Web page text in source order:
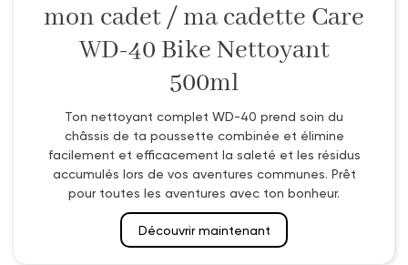
mon cadet / ma cadette Care
WD-40 Bike Nettoyant
500ml
Ton nettoyant complet WD-40 prend soin du
châssis de ta poussette combinée et élimine
facilement et efficacement la saleté et les résidus
accumulés lors de vos aventures communes. Prêt
pour toutes les aventures avec ton bonheur.
Découvrir maintenant